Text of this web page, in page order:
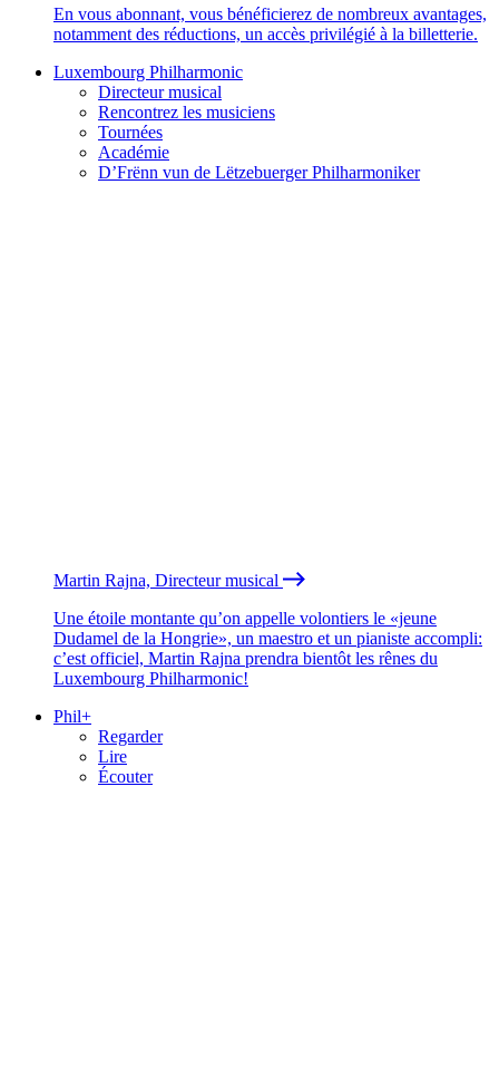
En vous abonnant, vous bénéficierez de nombreux avantages,
notamment des réductions, un accès privilégié à la billetterie.
Luxembourg Philharmonic
Directeur musical
Rencontrez les musiciens
Tournées
Académie
D’Frënn vun de Lëtzebuerger Philharmoniker
Martin Rajna, Directeur musical
Une étoile montante qu’on appelle volontiers le «jeune
Dudamel de la Hongrie», un maestro et un pianiste accompli:
c’est officiel, Martin Rajna prendra bientôt les rênes du
Luxembourg Philharmonic!
Phil+
Regarder
Lire
Écouter